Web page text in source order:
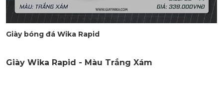
Giày bóng đá Wika Rapid
Giày Wika Rapid - Màu Trắng Xám